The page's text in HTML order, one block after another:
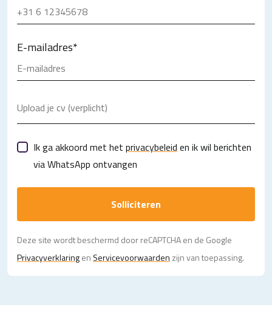
E-mailadres*
Upload je cv (verplicht)
Ik ga akkoord met het privacybeleid en ik wil berichten
via WhatsApp ontvangen
Solliciteren
Deze site wordt beschermd door reCAPTCHA en de Google
Privacy­verklaringen Servicevoorwaarden zijn van toepassing.